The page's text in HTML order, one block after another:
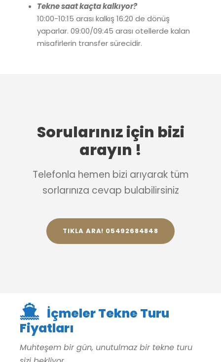
Tekne saat kaçta kalkıyor?
10:00-10:15 arası kalkış 16:20 de dönüş
yaparlar. 09:00/09:45 arası otellerde kalan
misafirlerin transfer sürecidir.
Sorularınız için bizi
arayın !
Telefonla hemen bizi arıyarak tüm
sorlarınıza cevap bulabilirsiniz
TIKLA ARA! 05492684848
İçmeler Tekne Turu
Fiyatları
Muhteşem bir gün, unutulmaz bir tekne turu